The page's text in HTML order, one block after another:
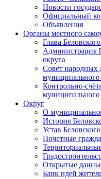
Новости
Официальный
Объявления
Органы местного
Глава
Администрация
округа
Совет народных
муниципального
Контрольно-
муниципального
Округ
О
История
Устав
Почетные
Открытые
Банк идей